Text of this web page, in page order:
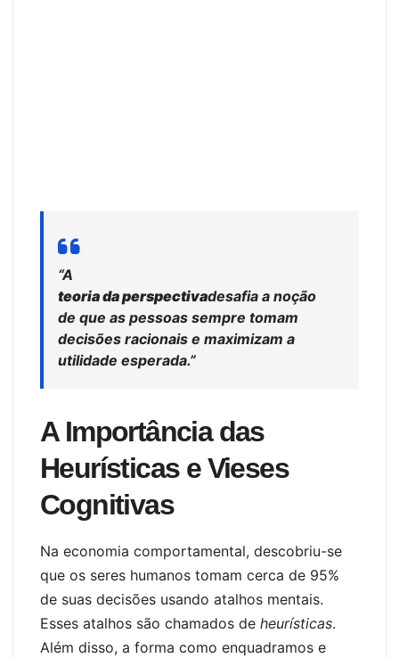
“A
teoria da perspectivadesafia a noção
de que as pessoas sempre tomam
decisões racionais e maximizam a
utilidade esperada.”
A Importância das
Heurísticas e Vieses
Cognitivas
Na economia comportamental, descobriu-se
que os seres humanos tomam cerca de 95%
de suas decisões usando atalhos mentais.
Esses atalhos são chamados de heurísticas.
Além disso, a forma como enquadramos e